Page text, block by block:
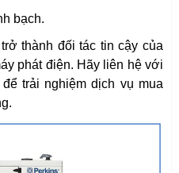
bạch.
thành đối tác tin cậy của
phát điện. Hãy liên hệ với
trải nghiệm dịch vụ mua